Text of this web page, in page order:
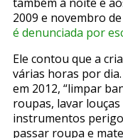
2009 e novembro
é denunciada por
Ele contou que a
várias horas por
em 2012, “limpar
roupas, lavar
instrumentos
passar roupa e